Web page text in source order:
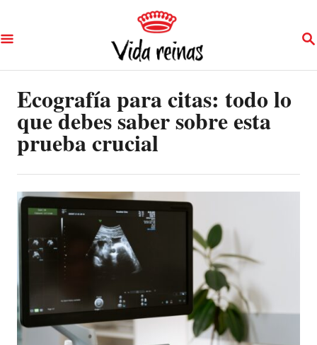
k
i
S
Ecografía para citas: todo lo
que debes saber sobre esta
prueba crucial